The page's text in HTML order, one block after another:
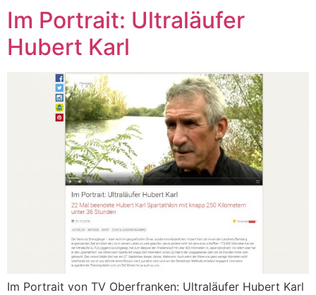
Im Portrait: Ultraläufer
Hubert Karl
Im Portrait von TV Oberfranken: Ultraläufer Hubert Karl